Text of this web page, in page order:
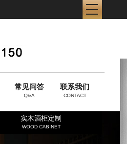
常见问答
Q&A
联系我们
CONTACT
实木酒柜定制
WOOD CABINET